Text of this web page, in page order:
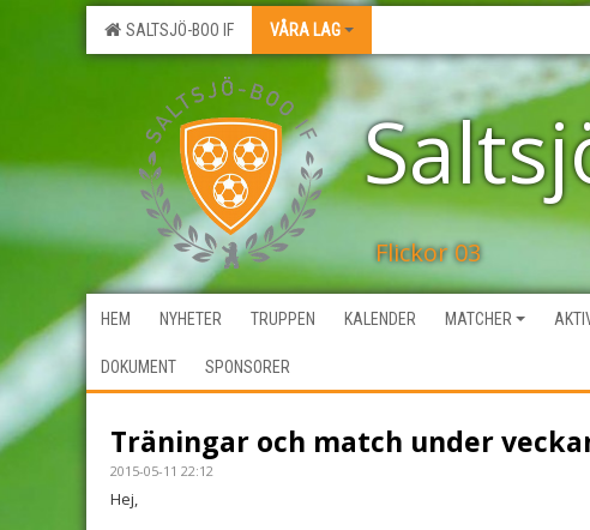
SALTSJÖ-BOO IF VÅRA LAG
Flickor 03
HEM NYHETER TRUPPEN KALENDER MATCHER
DOKUMENT SPONSORER
Träningar och match under
2015-05-11 22:12
Hej,